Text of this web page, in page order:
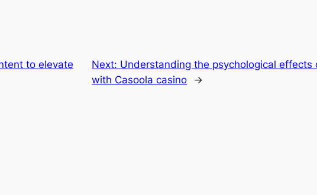
to elevate
Next: Understanding the psychological effects
with Casoola casino
→